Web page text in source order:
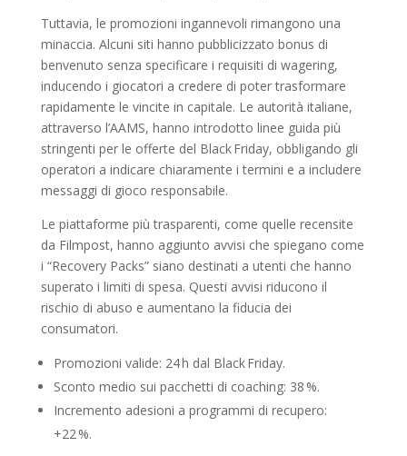
Tuttavia, le promozioni ingannevoli rimangono una
minaccia. Alcuni siti hanno pubblicizzato bonus di
benvenuto senza specificare i requisiti di wagering,
inducendo i giocatori a credere di poter trasformare
rapidamente le vincite in capitale. Le autorità italiane,
attraverso l’AAMS, hanno introdotto linee guida più
stringenti per le offerte del Black Friday, obbligando gli
operatori a indicare chiaramente i termini e a includere
messaggi di gioco responsabile.
Le piattaforme più trasparenti, come quelle recensite
da Filmpost, hanno aggiunto avvisi che spiegano come
i “Recovery Packs” siano destinati a utenti che hanno
superato i limiti di spesa. Questi avvisi riducono il
rischio di abuso e aumentano la fiducia dei
consumatori.
Promozioni valide: 24 h dal Black Friday.
Sconto medio sui pacchetti di coaching: 38 %.
Incremento adesioni a programmi di recupero:
+22 %.